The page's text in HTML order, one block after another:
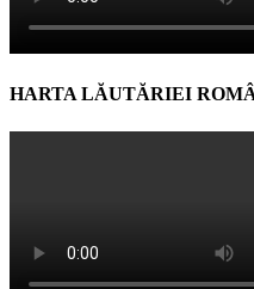
HARTA LĂUTĂRIEI